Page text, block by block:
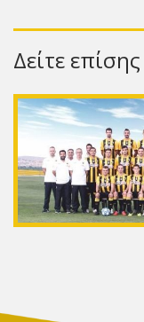
Δείτε επίσης